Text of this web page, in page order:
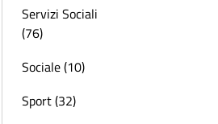
Servizi Sociali
(76)
Sociale (10)
Sport (32)